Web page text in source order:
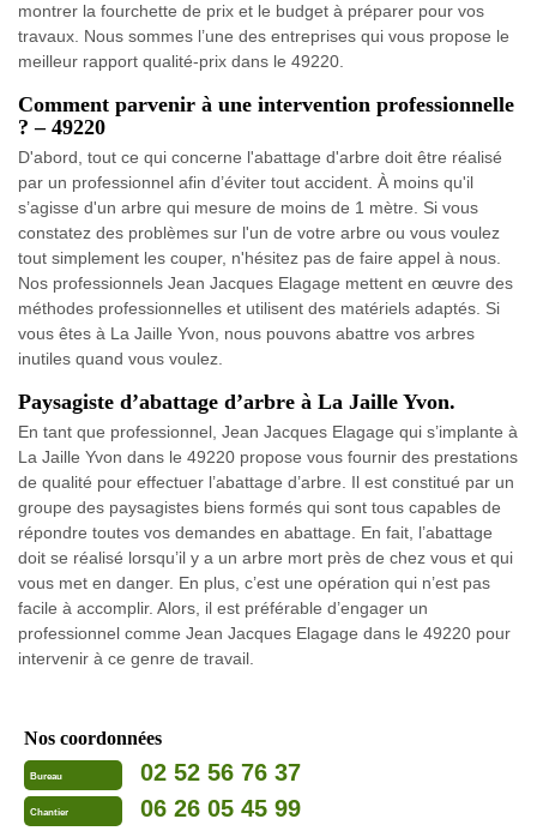
montrer la fourchette de prix et le budget à préparer pour vos
travaux. Nous sommes l’une des entreprises qui vous propose le
meilleur rapport qualité-prix dans le 49220.
Comment parvenir à une intervention professionnelle
? – 49220
D'abord, tout ce qui concerne l'abattage d'arbre doit être réalisé
par un professionnel afin d’éviter tout accident. À moins qu'il
s’agisse d'un arbre qui mesure de moins de 1 mètre. Si vous
constatez des problèmes sur l'un de votre arbre ou vous voulez
tout simplement les couper, n'hésitez pas de faire appel à nous.
Nos professionnels Jean Jacques Elagage mettent en œuvre des
méthodes professionnelles et utilisent des matériels adaptés. Si
vous êtes à La Jaille Yvon, nous pouvons abattre vos arbres
inutiles quand vous voulez.
Paysagiste d’abattage d’arbre à La Jaille Yvon.
En tant que professionnel, Jean Jacques Elagage qui s’implante à
La Jaille Yvon dans le 49220 propose vous fournir des prestations
de qualité pour effectuer l’abattage d’arbre. Il est constitué par un
groupe des paysagistes biens formés qui sont tous capables de
répondre toutes vos demandes en abattage. En fait, l’abattage
doit se réalisé lorsqu’il y a un arbre mort près de chez vous et qui
vous met en danger. En plus, c’est une opération qui n’est pas
facile à accomplir. Alors, il est préférable d’engager un
professionnel comme Jean Jacques Elagage dans le 49220 pour
intervenir à ce genre de travail.
Nos coordonnées
Bureau 02 52 56 76 37
Chantier 06 26 05 45 99